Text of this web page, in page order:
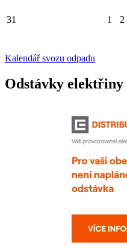
31 1 2
Kalendář svozu odpadu
Odstávky elektřiny